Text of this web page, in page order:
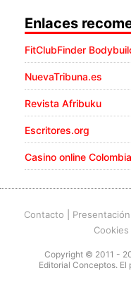
Enlaces
FitClubFinder
NuevaTribuna.es
Revista Afribuku
Escritores.org
Casino online Colombia
Contacto Presentación
Cookies
Copyright © 2011 -
Editorial Conceptos. El